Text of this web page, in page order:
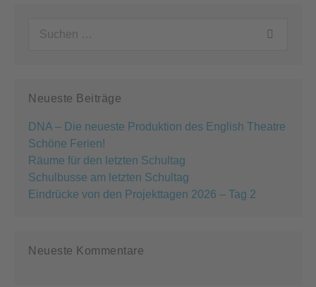
Neueste Beiträge
DNA – Die neueste Produktion des English Theatre
Schöne Ferien!
Räume für den letzten Schultag
Schulbusse am letzten Schultag
Eindrücke von den Projekttagen 2026 – Tag 2
Neueste Kommentare